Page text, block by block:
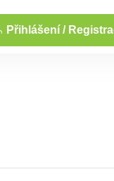
Přihlášení /
... Zobrazit